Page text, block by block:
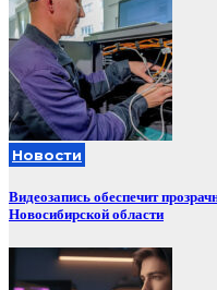
Новости
Видеозапись обеспечит
Новосибирской области